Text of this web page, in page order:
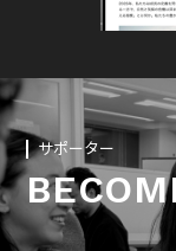
サポーター